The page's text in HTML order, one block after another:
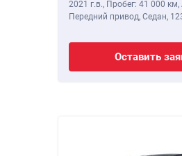
2021 г.в., Пробег: 41 000 км,
Передний привод, Седан,
Оставить